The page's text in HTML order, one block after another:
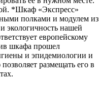
*Шкаф «Экспресс»
полками и модулем из
экологичность нашей
европейскому
шкафа прошел
и эпидемиологии и
размещать его в